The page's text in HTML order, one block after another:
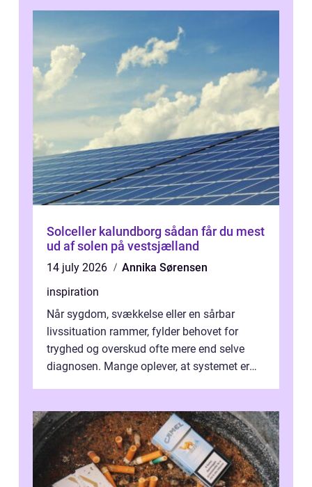
Solceller kalundborg sådan får du mest
ud af solen på vestsjælland
14 july 2026
Annika Sørensen
inspiration
Når sygdom, svækkelse eller en sårbar
livssituation rammer, fylder behovet for
tryghed og overskud ofte mere end selve
diagnosen. Mange oplever, at systemet er